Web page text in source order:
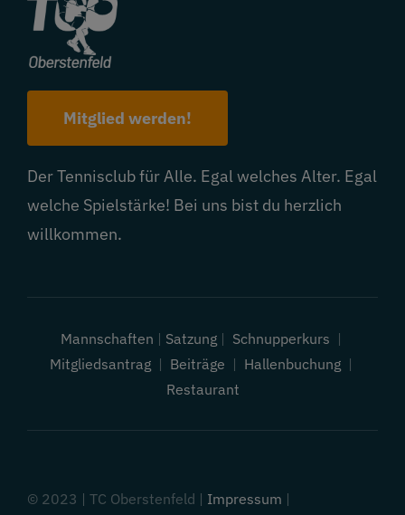
Mitglied werden!
Der Tennisclub für Alle. Egal welches Alter. Egal
welche Spielstärke! Bei uns bist du herzlich
willkommen.
Mannschaften | Satzung| Schnupperkurs |
Mitgliedsantrag| Beiträge | Hallenbuchung|
Restaurant
© 2023 | TC Oberstenfeld | Impressum |